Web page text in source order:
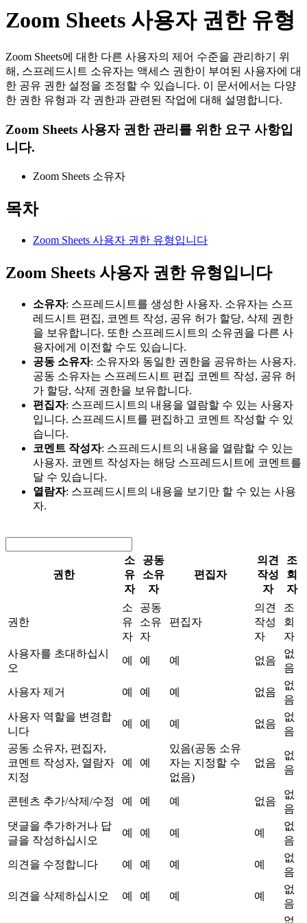
Zoom Sheets 사용자 권한 유형
Zoom Sheets에 대한 다른 사용자의 제어 수준을 관리하기 위
해, 스프레드시트 소유자는 액세스 권한이 부여된 사용자에 대
한 공유 권한 설정을 조정할 수 있습니다. 이 문서에서는 다양
한 권한 유형과 각 권한과 관련된 작업에 대해 설명합니다.
Zoom Sheets 사용자 권한 관리를 위한 요구 사항입
니다.
Zoom Sheets 소유자
목차
Zoom Sheets 사용자 권한 유형입니다
Zoom Sheets 사용자 권한 유형입니다
소유자: 스프레드시트를 생성한 사용자. 소유자는 스프
레드시트 편집, 코멘트 작성, 공유 허가 할당, 삭제 권한
을 보유합니다. 또한 스프레드시트의 소유권을 다른 사
용자에게 이전할 수도 있습니다.
공동 소유자: 소유자와 동일한 권한을 공유하는 사용자.
공동 소유자는 스프레드시트 편집 코멘트 작성, 공유 허
가 할당, 삭제 권한을 보유합니다.
편집자: 스프레드시트의 내용을 열람할 수 있는 사용자
입니다. 스프레드시트를 편집하고 코멘트 작성할 수 있
습니다.
코멘트 작성자: 스프레드시트의 내용을 열람할 수 있는
사용자. 코멘트 작성자는 해당 스프레드시트에 코멘트를
달 수 있습니다.
열람자: 스프레드시트의 내용을 보기만 할 수 있는 사용
자.
권한
소
유
자
공동
소유
자
편집자
의견
작성
자
조
회
자
권한
소
유
자
공동
소유
자
편집자
의견
작성
자
조
회
자
사용자를 초대하십시
오
예 예 예 없음
없
음
사용자 제거 예 예 예 없음
없
음
사용자 역할을 변경합
니다
예 예 예 없음
없
음
공동 소유자, 편집자,
코멘트 작성자, 열람자
지정
예 예
있음(공동 소유
자는 지정할 수
없음)
없음
없
음
콘텐츠 추가/삭제/수정 예 예 예 없음
없
음
댓글을 추가하거나 답
글을 작성하십시오
예 예 예 예
없
음
의견을 수정합니다 예 예 예 예
없
음
의견을 삭제하십시오 예 예 예 예
없
음
없